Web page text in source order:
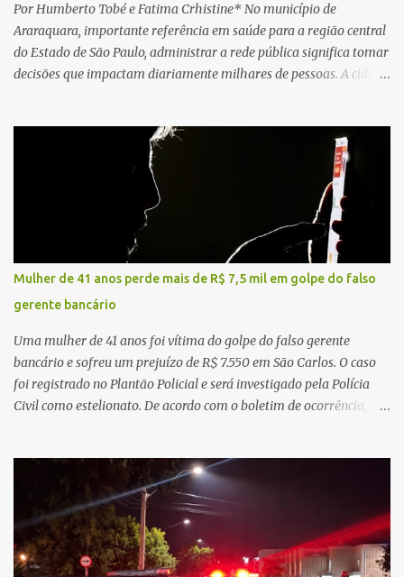
Por Humberto Tobé e Fatima Crhistine* No município de
Araraquara, importante referência em saúde para a região central
do Estado de São Paulo, administrar a rede pública significa tomar
decisões que impactam diariamente milhares de pessoas. A cidade
município, mas também de diversas cidades do entorno,
ampliando significativamente a responsabilidade da gestão sobre
o Sistema Único de Saúde (SUS). Nos últimos anos, o Governo
Federal tem ampliado investimentos destinados ao fortalecimento
da atenção básica, da infraestrutura hospitalar e da
regionalização dos serviços de saúde. Entretanto, em um cenário
de demandas crescentes e recursos necessariamente limitados, a
principal missão da gestão pública não é apenas investir mais,
mas decidir melhor onde investir para produzir o maior benefício
possível à população. Essa reflexão encontra respaldo tanto na
teoria da admini...
Mulher de 41 anos perde mais de R$ 7,5 mil em golpe do falso
gerente bancário
Uma mulher de 41 anos foi vítima do golpe do falso gerente
bancário e sofreu um prejuízo de R$ 7.550 em São Carlos. O caso
foi registrado no Plantão Policial e será investigado pela Polícia
Civil como estelionato. De acordo com o boletim de ocorrência, a
suspeito alegou que seria necessário atualizar o cadastro da conta
e passou a orientar a vítima sobre os procedimentos que deveriam
ser realizados. Dias depois, o golpista enviou um documento em
PDF simulando uma comunicação oficial da instituição financeira.
Na sequência, entrou em contato por telefone e encaminhou um